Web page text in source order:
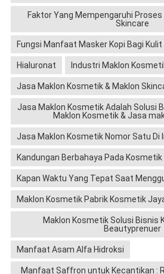
Faktor Yang Mempengaruhi
Skincare
Fungsi Manfaat Masker Kopi Bagi Kulit
Hialuronat Industri Maklon
Jasa Maklon Kosmetik & Maklon
Jasa Maklon Kosmetik Adalah Solusi
Maklon Kosmetik & Jasa
Jasa Maklon Kosmetik Nomor Satu Di
Kandungan Berbahaya Pada Kosmetik
Kapan Waktu Yang Tepat Saat
Maklon Kosmetik Pabrik Kosmetik
Maklon Kosmetik Solusi Bisnis
Beautyprenuer
Manfaat Asam Alfa Hidroksi
Manfaat Saffron untuk Kecantikan :